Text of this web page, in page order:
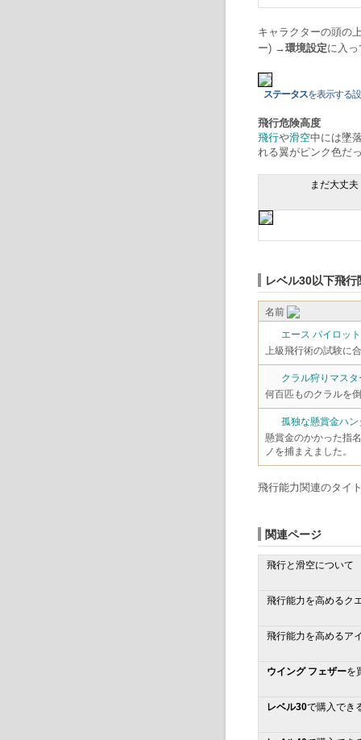
キャラクターの頭の
ー) →環境設定に入
ステータスを表示する
飛行危険高度
飛行や滑空中には墜
れる翼がピンク色だ
まだ大丈夫
レベル30以下飛行
名前
エース パイロット
上級飛行術の試験に
クラル狩りマスタ
何百匹ものクラルを
孤独な懸賞金ハン
懸賞金のかかった指
ノを捕まえました。
飛行能力関連のタイ
関連ページ
飛行と滑空について
飛行能力を高めるク
飛行能力を高めるア
ウイング フェザーを
レベル30で購入でき